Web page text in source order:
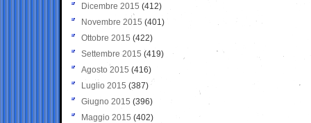
Dicembre 2015 (412)
Novembre 2015 (401)
Ottobre 2015 (422)
Settembre 2015 (419)
Agosto 2015 (416)
Luglio 2015 (387)
Giugno 2015 (396)
Maggio 2015 (402)